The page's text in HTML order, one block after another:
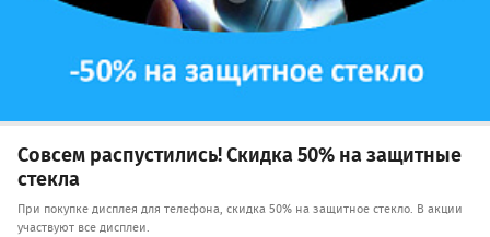
Совсем распустились! Скидка 50% на защитные
стекла
При покупке дисплея для телефона, скидка 50% на защитное стекло. В акции
участвуют все дисплеи.